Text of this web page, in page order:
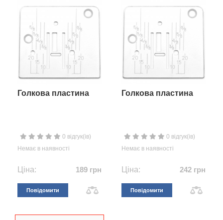
Голкова пластина
0 відгук(ів)
Немає в наявності
Ціна: 189 грн
Повідомити
Голкова пластина
0 відгук(ів)
Немає в наявності
Ціна: 242 грн
Повідомити